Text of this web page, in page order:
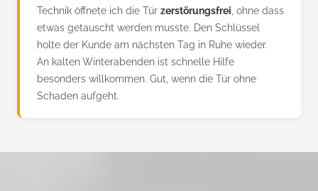
Technik öffnete ich die Tür zerstörungsfrei , ohne dass
etwas getauscht werden musste. Den Schlüssel
holte der Kunde am nächsten Tag in Ruhe wieder.
An kalten Winterabenden ist schnelle Hilfe
besonders willkommen. Gut, wenn die Tür ohne
Schaden aufgeht.